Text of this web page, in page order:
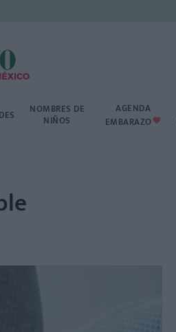
NOMBRES DE
NIÑOS
AGENDA
EMBARAZO 